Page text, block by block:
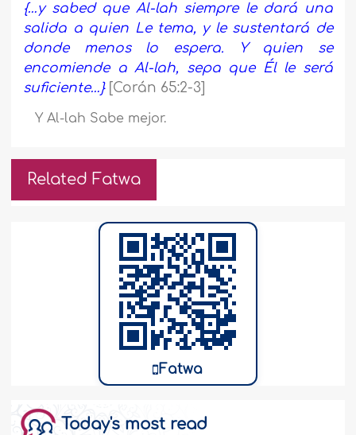
{…y sabed que Al-lah siempre le dará una
salida a quien Le tema, y le sustentará de
donde menos lo espera. Y quien se
encomiende a Al-lah, sepa que Él le será
suficiente…}[Corán 65:2-3]
Y Al-lah Sabe mejor.
Related Fatwa
Fatwa
Today's most read